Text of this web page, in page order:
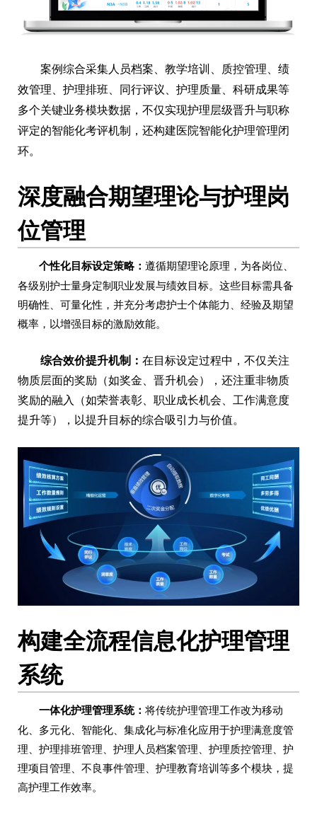
案例综合采集人员档案、教学培训、质控管理、绩
效管理、护理排班、同行评议、护理质量、科研成果等
多个关键业务模块数据，不仅实现护理层级晋升与职称
评定的智能化考评机制，还构建医院智能化护理管理闭
环。
深度融合期望理论与护理岗
位管理
个性化目标设定策略： 遵循期望理论原理，为各岗位、
各级别护士量身定制职业发展与绩效目标。这些目标需具备
明确性、可量化性，并充分考虑护士个体能力、经验及期望
概率，以增强目标的激励效能。
综合效价提升机制：在目标设定过程中，不仅关注
物质层面的奖励（如奖金、晋升机会），还注重非物质
奖励的融入（如荣誉表彰、职业成长机会、工作满意度
提升等），以提升目标的综合吸引力与价值。
构建全流程信息化护理管理
系统
一体化护理管理系统： 将传统护理管理工作改为移动
化、多元化、智能化、集成化与标准化应用于护理满意度管
理、护理排班管理、护理人员档案管理、护理质控管理、护
理项目管理、不良事件管理、护理教育培训等多个模块，提
高护理工作效率。